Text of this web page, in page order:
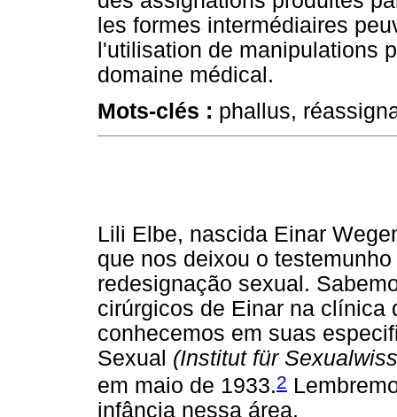
les formes intermédiaires
l'utilisation de manipulations
domaine médical.
Mots-clés : phallus,
Lili Elbe, nascida Einar
que nos deixou o
redesignação sexual.
cirúrgicos de Einar na clínica
conhecemos em suas
Sexual (Institut für
em maio de 1933.2
infância nessa área.